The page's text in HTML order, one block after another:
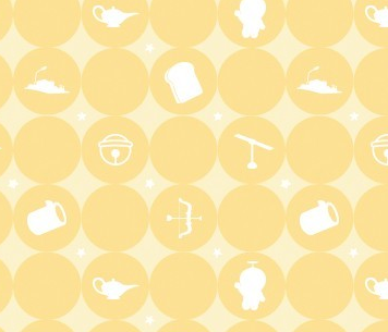
EBiDAN熱中!朝までBUDDiiS
3:17
ドンデコルテ銀次と弱者たちの
鍋会 傑作選
深夜 3:37
バスケW杯まであと1年 あの
歓喜をもう一度